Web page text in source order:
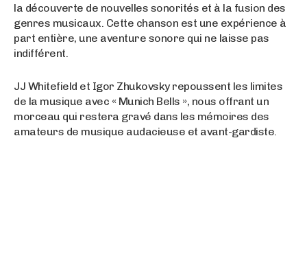
la découverte de nouvelles sonorités et à la fusion des
genres musicaux. Cette chanson est une expérience à
part entière, une aventure sonore qui ne laisse pas
indifférent.
JJ Whitefield et Igor Zhukovsky repoussent les limites
de la musique avec « Munich Bells », nous offrant un
morceau qui restera gravé dans les mémoires des
amateurs de musique audacieuse et avant-gardiste.